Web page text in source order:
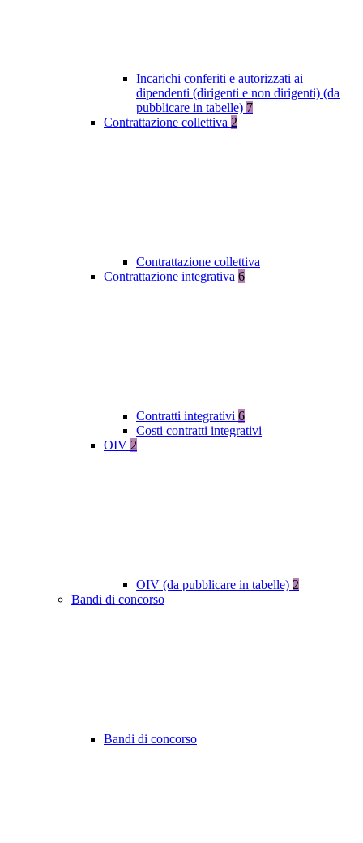
Incarichi conferiti e autorizzati ai
dipendenti (dirigenti e non dirigenti) (da
pubblicare in tabelle) 7
Contrattazione collettiva 2
Contrattazione collettiva
Contrattazione integrativa 6
Contratti integrativi 6
Costi contratti integrativi
OIV 2
OIV (da pubblicare in tabelle) 2
Bandi di concorso
Bandi di concorso